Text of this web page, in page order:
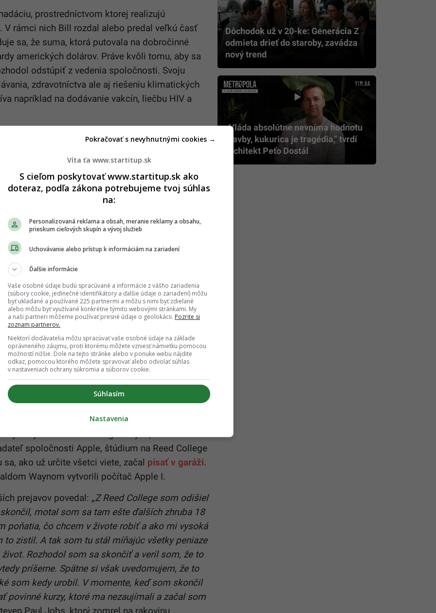
prostredníctvom ktorej realizujú
V rámci nich Bill rozdal alebo predal veľkú časť
sa, že suma, ktorá putovala na dobročinné
amerických dolárov. Práve kvôli tomu, aby sa
odstúpiť z vedenia spoločnosti. Svoju
zdravotníctva ale aj riešeniu klimatických
napríklad na dodávanie vakcín, liečbu HIV a
?
ľudí sveta objavilo na 7 mieste. Patrí k
Bill Gates, ani on nedokončil Harvardovu
nápad najznámejšej sociálnej siete. Spolu s
vďaka ktorej by sa mohli spájať študenti celej
v spojení vďaka Facebooku obrovská časť
lekárkou, založiliorganizáciu, v rámci ktorej sa
vyvinuli sieť CZI Neurodegeneration
a vedcov, ktorí vďaka nej môžu študovať
?
si vyslúžil ďalší z kategórie tých, ktorí
spoločnosti Apple, štúdium na Reed College
ako už určite všetci viete, začal písať v garáži.
Waynom vytvorili počítač Apple I.
prejavov povedal: „Z Reed College som odišiel
motal som sa tam ešte ďalších zhruba 18
poňatia, čo chcem v živote robiť a ako mi vysoká
zistil. A tak som tu stál míňajúc všetky peniaze
Rozhodol som sa skončiť a veril som, že to
príšerne. Spätne si však uvedomujem, že to
som kedy urobil. V momente, keď som skončil
povinné kurzy, ktoré ma nezaujímali a začal som
Dôchodok už v 20-ke: Generácia Z
odmieta drieť do staroby, zavádza
nový trend
„Vláda absolútne nevníma hodnotu
stavby, kukurica je tragédia,” tvrdí
architekt Peťo Dostál
Víta ťa www.startitup.sk
S cieľom poskytovať www.startitup.sk ako
doteraz, podľa zákona potrebujeme tvoj súhlas
na:
Personalizovaná reklama a obsah, meranie reklamy a obsahu,
prieskum cieľových skupín a vývoj služieb
Uchovávanie alebo prístup k informáciám na zariadení
Ďalšie informácie
Vaše osobné údaje budú spracúvané a informácie z vášho zariadenia
(súbory cookie, jedinečné identifikátory a ďalšie údaje o zariadení) môžu
byť ukladané a používané 225 partnermi a môžu s nimi byť zdieľané
alebo môžu byť využívané konkrétne týmito webovými stránkami. My
a naši partneri môžeme používať presné údaje o geolokácii. Pozrite si
zoznam partnerov.
Niektorí dodávatelia môžu spracúvať vaše osobné údaje na základe
oprávneného záujmu, proti ktorému môžete vzniesť námietku pomocou
možností nižšie. Dole na tejto stránke alebo v ponuke webu nájdite
odkaz, pomocou ktorého môžete spravovať alebo odvolať súhlas
v nastaveniach ochrany súkromia a súborov cookie.
Súhlasím
Pokračovať s nevyhnutnými cookies →
Nastavenia